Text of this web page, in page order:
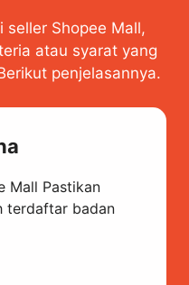
Shopee Mall,
atau syarat yang
penjelasannya.
Mall Pastikan
terdaftar badan